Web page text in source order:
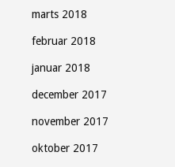
marts 2018
februar 2018
januar 2018
december 2017
november 2017
oktober 2017